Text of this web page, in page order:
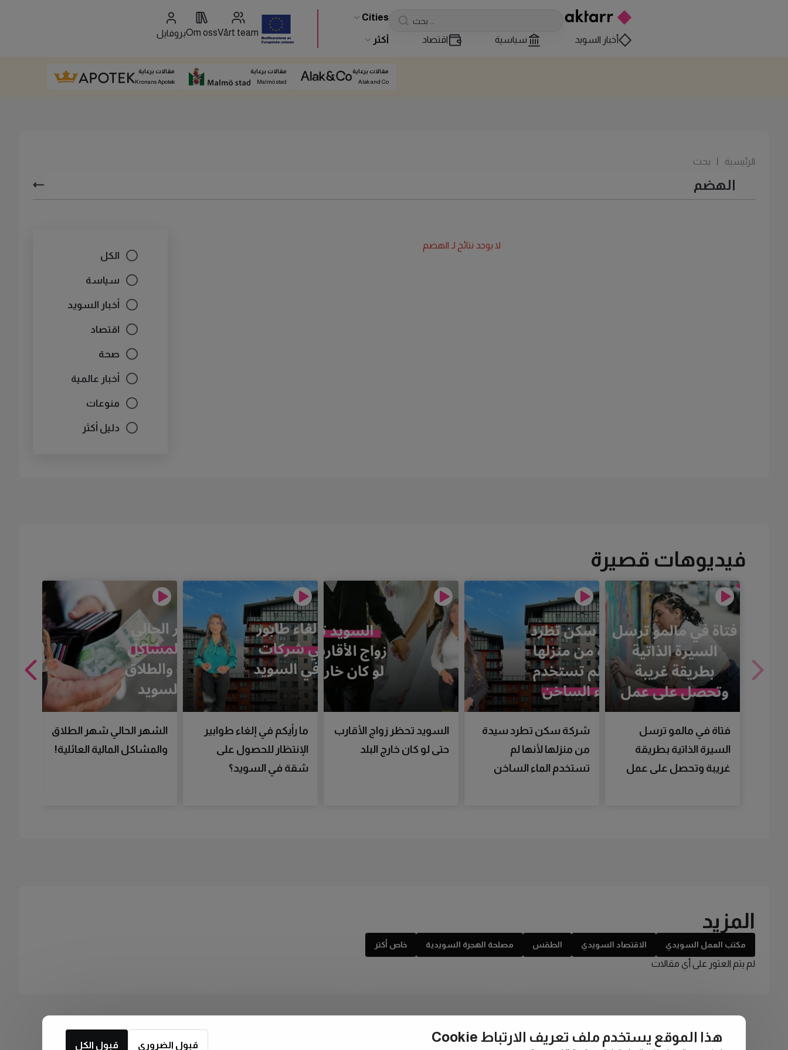
Cities
أخبار السويد سياسية اقتصاد أكثر
Vårt team
Om ossبروفايل
مقالات برعاية
Alak and Co
مقالات برعاية
Malmö stad
مقالات برعاية
Kronans Apotek
الرئيسية | بحث
الكل
سياسة
أخبار السويد
اقتصاد
صحة
أخبار عالمية
منوعات
دليل أكثر
لا يوجد نتائج لـ الهضم
فيديوهات قصيرة
فتاة في مالمو ترسل
السيرة الذاتية بطريقة
غريبة وتحصل على عمل
شركة سكن تطرد سيدة
من منزلها لأنها لم
تستخدم الماء الساخن
السويد تحظر زواج الأقارب
حتى لو كان خارج البلد
ما رأيكم في إلغاء طوابير
الإنتظار للحصول على
شقة في السويد؟
الشهر الحالي شهر الطلاق
والمشاكل المالية العائلية!
المزيد
مكتب العمل السويدي الاقتصاد السويدي الطقس مصلحة الهجرة السويدية خاص أكتر
لم يتم العثور على أي مقالات
هذا الموقع يستخدم ملف تعريف الارتباط Cookie
قبول الكل قبول الضروري